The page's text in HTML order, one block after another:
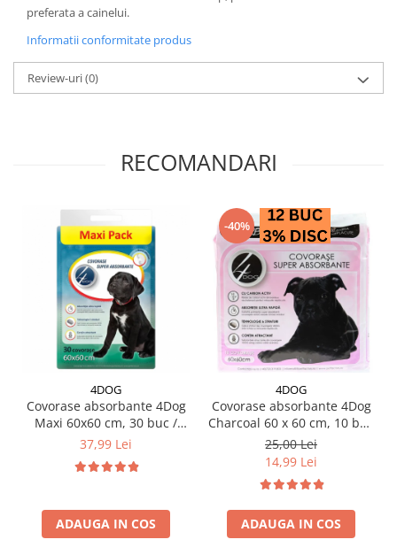
preferata a cainelui.
Informatii conformitate produs
Review-uri(0)
RECOMANDARI
4DOG
Covorase absorbante 4Dog
Maxi 60x60 cm, 30 buc /
pachet
37,99 Lei
ADAUGA IN COS
-40%
4DOG
Covorase absorbante 4Dog
Charcoal 60 x 60 cm, 10 buc
/ pachet
25,00 Lei
14,99 Lei
ADAUGA IN COS